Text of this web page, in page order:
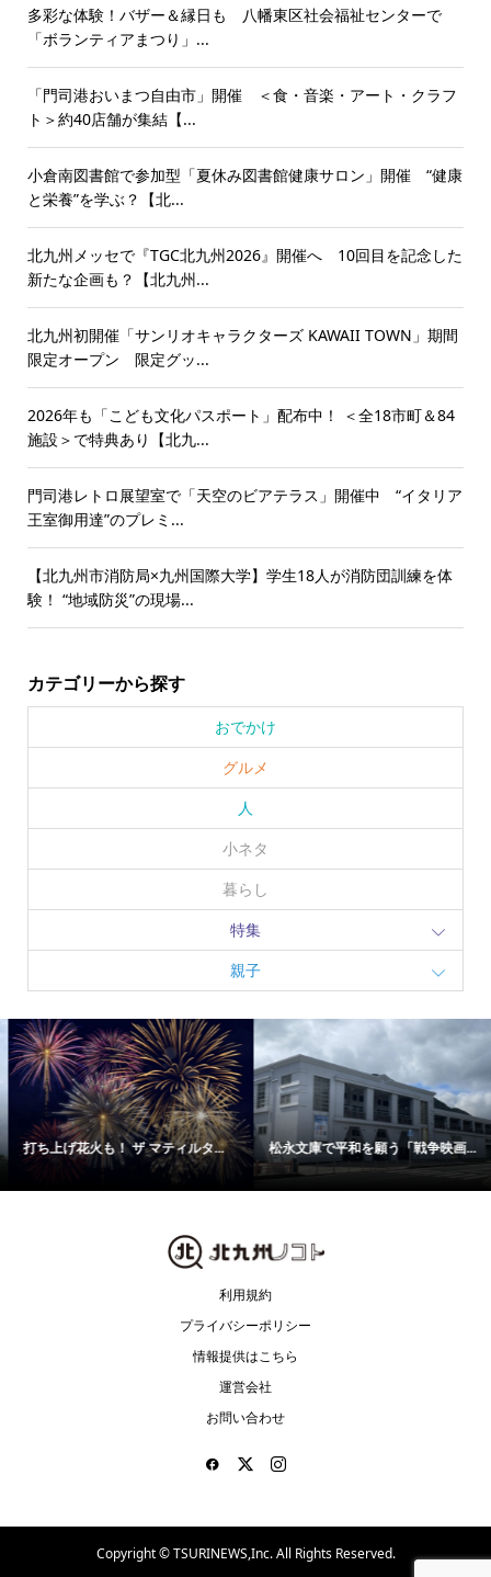
多彩な体験！バザー＆縁日も 八幡東区社会福祉センターで
「ボランティアまつり」...
「門司港おいまつ自由市」開催 ＜食・音楽・アート・クラフ
ト＞約40店舗が集結【...
小倉南図書館で参加型「夏休み図書館健康サロン」開催 “健康
と栄養”を学ぶ？【北...
北九州メッセで『TGC北九州2026』開催へ 10回目を記念した
新たな企画も？【北九州...
北九州初開催「サンリオキャラクターズ KAWAII TOWN」期間
限定オープン 限定グッ...
2026年も「こども文化パスポート」配布中！ ＜全18市町＆84
施設＞で特典あり【北九...
門司港レトロ展望室で「天空のビアテラス」開催中 “イタリア
王室御用達”のプレミ...
【北九州市消防局×九州国際大学】学生18人が消防団訓練を体
験！ “地域防災”の現場...
カテゴリーから探す
おでかけ
グルメ
人
小ネタ
暮らし
特集
親子
打ち上げ花火も！ ザ マティルタ... 松永文庫で平和を願う「戦争映画...
利用規約
プライバシーポリシー
情報提供はこちら
運営会社
お問い合わせ
Copyright ©TSURINEWS,Inc. All Rights Reserved.